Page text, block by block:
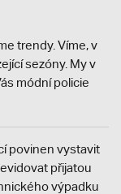
trendy. Víme, v
sezóny. My v
módní policie
povinen vystavit
přijatou
výpadku